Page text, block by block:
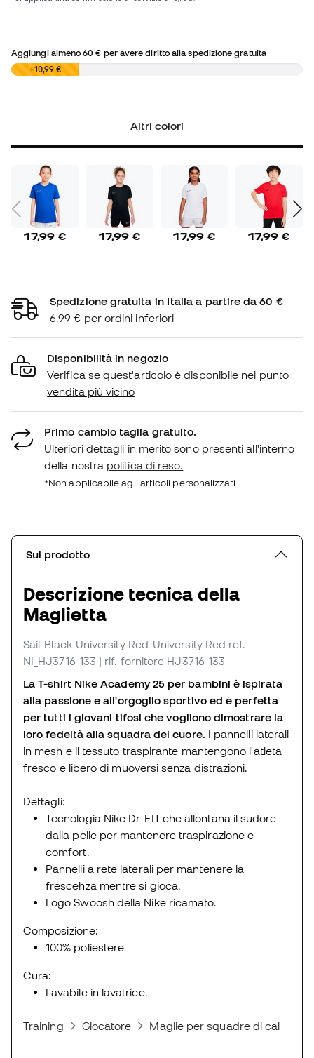
Aggiungi almeno60 € per avere diritto alla spedizione gratuita
0,00 €+10,99 €
Altri colori
17,99 € 17,99 € 17,99 € 17,99 €
Spedizione gratuita in Italia a partire da 60 €
6,99 € per ordini inferiori
Disponibilità in negozio
Verifica se quest'articolo è disponibile nel punto
vendita più vicino
Primo cambio taglia gratuito.
Ulteriori dettagli in merito sono presenti all'interno
della nostra politica di reso.
*Non applicabile agli articoli personalizzati.
Sul prodotto
Descrizione tecnica della
Maglietta
Sail-Black-University Red-University Red ref.
NI_HJ3716-133 | rif. fornitore HJ3716-133
La T-shirt Nike Academy 25 per bambini è ispirata
alla passione e all'orgoglio sportivo ed è perfetta
per tutti i giovani tifosi che vogliono dimostrare la
loro fedeltà alla squadra del cuore. I pannelli laterali
in mesh e il tessuto traspirante mantengono l'atleta
fresco e libero di muoversi senza distrazioni.
Dettagli:
Tecnologia Nike Dr-FIT che allontana il sudore
dalla pelle per mantenere traspirazione e
comfort.
Pannelli a rete laterali per mantenere la
frescehza mentre si gioca.
Logo Swoosh della Nike ricamato.
Composizione:
100% poliestere
Cura:
Lavabile in lavatrice.
Training Giocatore Maglie per squadre di calcio